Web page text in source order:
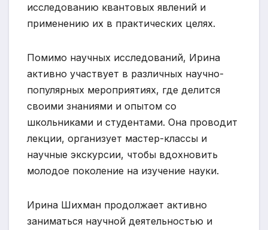
исследованию квантовых явлений и
применению их в практических целях.
Помимо научных исследований, Ирина
активно участвует в различных научно-
популярных мероприятиях, где делится
своими знаниями и опытом со
школьниками и студентами. Она проводит
лекции, организует мастер-классы и
научные экскурсии, чтобы вдохновить
молодое поколение на изучение науки.
Ирина Шихман продолжает активно
заниматься научной деятельностью и